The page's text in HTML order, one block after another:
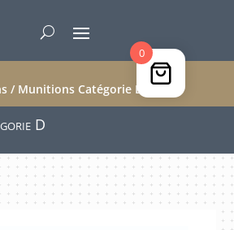
/ Munitions Catégorie D
D
0